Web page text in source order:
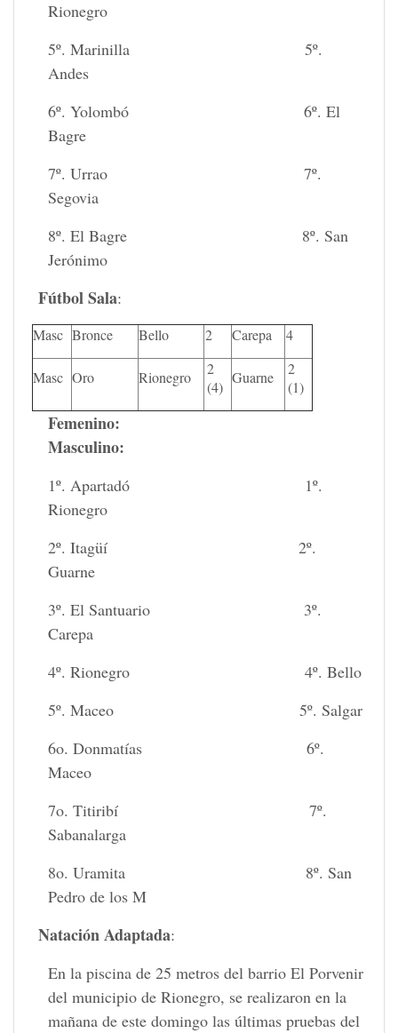
Rionegro
5º. Marinilla 5º.
Andes
6º. Yolombó 6º. El
Bagre
7º. Urrao 7º.
Segovia
8º. El Bagre 8º. San
Jerónimo
Fútbol Sala:
Masc Bronce Bello 2 Carepa 4
Masc Oro Rionegro
2
(4)
Guarne
2
(1)
Femenino:
Masculino:
1º. Apartadó 1º.
Rionegro
2º. Itagüí 2º.
Guarne
3º. El Santuario 3º.
Carepa
4º. Rionegro 4º. Bello
5º. Maceo 5º. Salgar
6o. Donmatías 6º.
Maceo
7o. Titiribí 7º.
Sabanalarga
8o. Uramita 8º. San
Pedro de los M
Natación Adaptada:
En la piscina de 25 metros del barrio El Porvenir
del municipio de Rionegro, se realizaron en la
mañana de este domingo las últimas pruebas del